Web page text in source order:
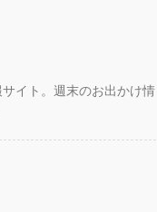
イト。週末のお出かけ情